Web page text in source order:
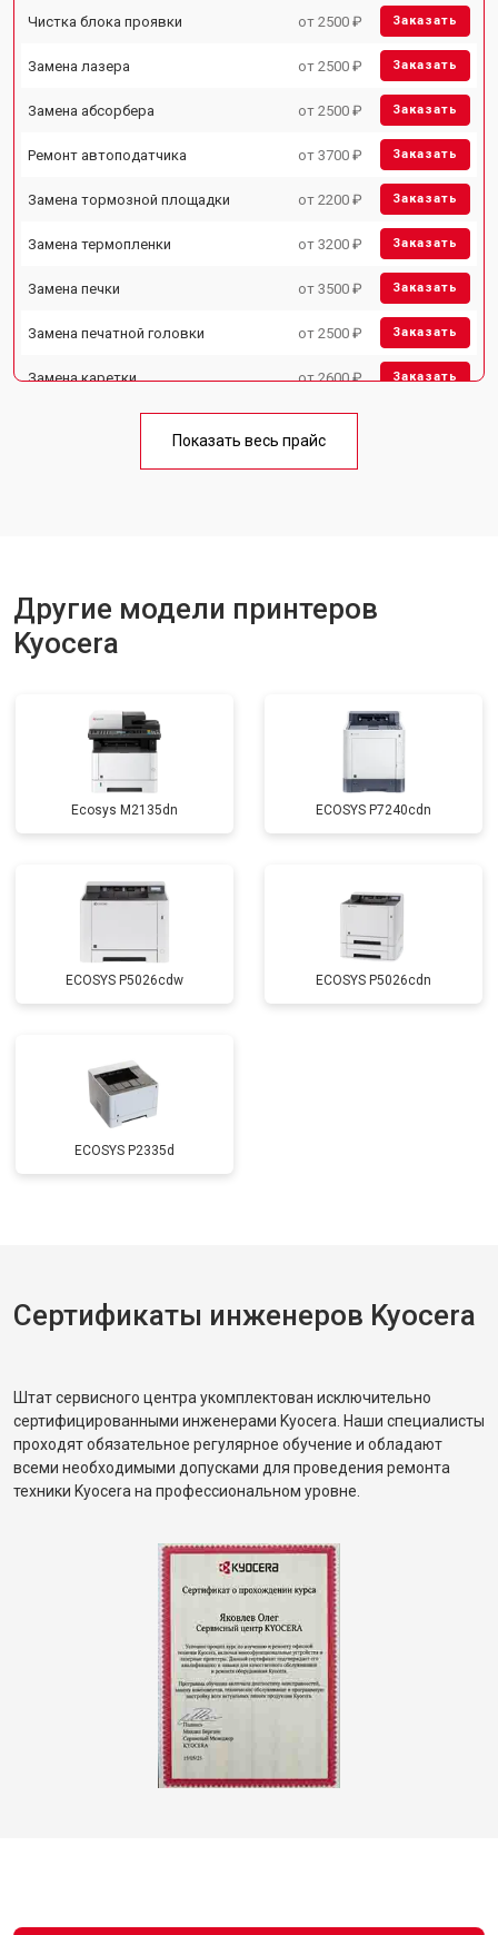
Чистка блока проявки от 2500 ₽ Заказать
Замена лазера от 2500 ₽ Заказать
Замена абсорбера от 2500 ₽ Заказать
Ремонт автоподатчика от 3700 ₽ Заказать
Замена тормозной площадки от 2200 ₽ Заказать
Замена термопленки от 3200 ₽ Заказать
Замена печки от 3500 ₽ Заказать
Замена печатной головки от 2500 ₽ Заказать
Замена каретки от 2600 ₽ Заказать
Замена блока питания от 2300 ₽
Показать весь прайс
Другие модели принтеров
Kyocera
Ecosys M2135dn ECOSYS P7240cdn
ECOSYS P5026cdw ECOSYS P5026cdn
ECOSYS P2335d
Сертификаты инженеров Kyocera
Штат сервисного центра укомплектован исключительно
сертифицированными инженерами Kyocera. Наши специалисты
проходят обязательное регулярное обучение и обладают
всеми необходимыми допусками для проведения ремонта
техники Kyocera на профессиональном уровне.